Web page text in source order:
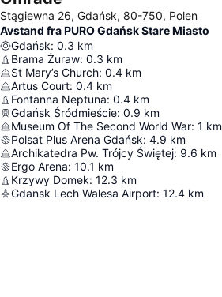
Stągiewna 26, Gdańsk, 80-750, Polen
Avstand fra PURO Gdańsk Stare Miasto
Gdańsk: 0.3 km
Brama Żuraw: 0.3 km
St Mary’s Church: 0.4 km
Artus Court: 0.4 km
Fontanna Neptuna: 0.4 km
Gdańsk Śródmieście: 0.9 km
Museum Of The Second World War: 1 km
Polsat Plus Arena Gdańsk: 4.9 km
Archikatedra Pw. Trójcy Świętej: 9.6 km
Ergo Arena: 10.1 km
Krzywy Domek: 12.3 km
Gdansk Lech Walesa Airport: 12.4 km